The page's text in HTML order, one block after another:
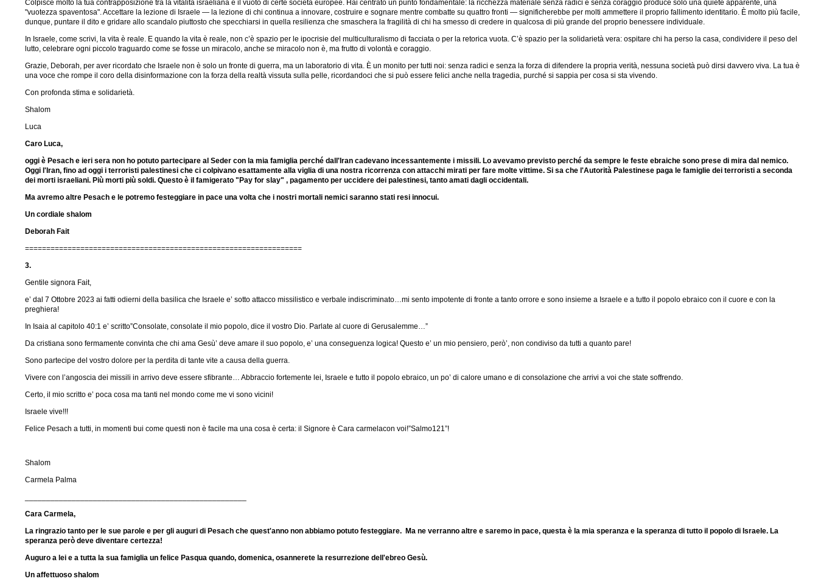
Colpisce molto la tua contrapposizione tra la vitalità israeliana e il vuoto di certe società europee. Hai centrato un punto fondamentale: la ricchezza materiale senza radici e senza coraggio produce solo una quiete apparente, una
"vuotezza spaventosa". Accettare la lezione di Israele — la lezione di chi continua a innovare, costruire e sognare mentre combatte su quattro fronti — significherebbe per molti ammettere il proprio fallimento identitario. È molto più facile,
dunque, puntare il dito e gridare allo scandalo piuttosto che specchiarsi in quella resilienza che smaschera la fragilità di chi ha smesso di credere in qualcosa di più grande del proprio benessere individuale.
In Israele, come scrivi, la vita è reale. E quando la vita è reale, non c’è spazio per le ipocrisie del multiculturalismo di facciata o per la retorica vuota. C’è spazio per la solidarietà vera: ospitare chi ha perso la casa, condividere il peso del
lutto, celebrare ogni piccolo traguardo come se fosse un miracolo, anche se miracolo non è, ma frutto di volontà e coraggio.
Grazie, Deborah, per aver ricordato che Israele non è solo un fronte di guerra, ma un laboratorio di vita. È un monito per tutti noi: senza radici e senza la forza di difendere la propria verità, nessuna società può dirsi davvero viva. La tua è
una voce che rompe il coro della disinformazione con la forza della realtà vissuta sulla pelle, ricordandoci che si può essere felici anche nella tragedia, purché si sappia per cosa si sta vivendo.
Con profonda stima e solidarietà.
Shalom
Luca
Caro Luca,
oggi è Pesach e ieri sera non ho potuto partecipare al Seder con la mia famiglia perché dall'Iran cadevano incessantemente i missili. Lo avevamo previsto perché da sempre le feste ebraiche sono prese di mira dal nemico.
Oggi l'Iran, fino ad oggi i terroristi palestinesi che ci colpivano esattamente alla viglia di una nostra ricorrenza con attacchi mirati per fare molte vittime. Si sa che l'Autorità Palestinese paga le famiglie dei terroristi a seconda
dei morti israeliani. Più morti più soldi. Questo è il famigerato "Pay for slay" , pagamento per uccidere dei palestinesi, tanto amati dagli occidentali.
Ma avremo altre Pesach e le potremo festeggiare in pace una volta che i nostri mortali nemici saranno stati resi innocui.
Un cordiale shalom
Deborah Fait
=================================================================
3.
Gentile signora Fait,
e’ dal 7 Ottobre 2023 ai fatti odierni della basilica che Israele e’ sotto attacco missilistico e verbale indiscriminato…mi sento impotente di fronte a tanto orrore e sono insieme a Israele e a tutto il popolo ebraico con il cuore e con la
preghiera!
In Isaia al capitolo 40:1 e’ scritto”Consolate, consolate il mio popolo, dice il vostro Dio. Parlate al cuore di Gerusalemme…”
Da cristiana sono fermamente convinta che chi ama Gesù’ deve amare il suo popolo, e’ una conseguenza logica! Questo e’ un mio pensiero, però’, non condiviso da tutti a quanto pare!
Sono partecipe del vostro dolore per la perdita di tante vite a causa della guerra.
Vivere con l’angoscia dei missili in arrivo deve essere sfibrante… Abbraccio fortemente lei, Israele e tutto il popolo ebraico, un po’ di calore umano e di consolazione che arrivi a voi che state soffrendo.
Certo, il mio scritto e’ poca cosa ma tanti nel mondo come me vi sono vicini!
Israele vive!!!
Felice Pesach a tutti, in momenti bui come questi non è facile ma una cosa è certa: il Signore è Cara carmelacon voi!”Salmo121”!
Shalom
Carmela Palma
Cara Carmela,
La ringrazio tanto per le sue parole e per gli auguri di Pesach che quest'anno non abbiamo potuto festeggiare. Ma ne verranno altre e saremo in pace, questa è la mia speranza e la speranza di tutto il popolo di Israele. La
speranza però deve diventare certezza!
Auguro a lei e a tutta la sua famiglia un felice Pasqua quando, domenica, osannerete la resurrezione dell'ebreo Gesù.
Un affettuoso shalom